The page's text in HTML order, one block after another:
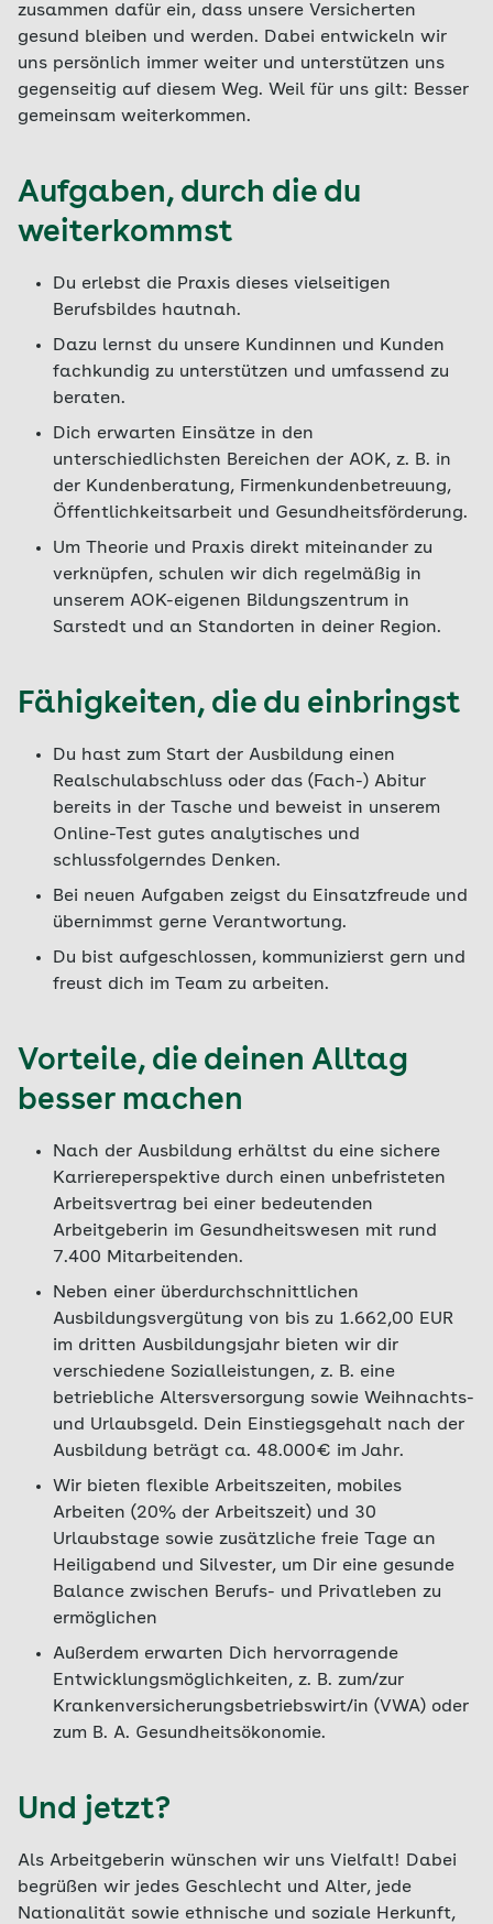
zusammen dafür ein, dass unsere Versicherten
gesund bleiben und werden. Dabei entwickeln wir
uns persönlich immer weiter und unterstützen uns
gegenseitig auf diesem Weg. Weil für uns gilt: Besser
gemeinsam weiterkommen.
Aufgaben, durch die du
weiterkommst
Du erlebst die Praxis dieses vielseitigen
Berufsbildes hautnah.
Dazu lernst du unsere Kundinnen und Kunden
fachkundig zu unterstützen und umfassend zu
beraten.
Dich erwarten Einsätze in den
unterschiedlichsten Bereichen der AOK, z. B. in
der Kundenberatung, Firmenkundenbetreuung,
Öffentlichkeitsarbeit und Gesundheitsförderung.
Um Theorie und Praxis direkt miteinander zu
verknüpfen, schulen wir dich regelmäßig in
unserem AOK-eigenen Bildungszentrum in
Sarstedt und an Standorten in deiner Region.
Fähigkeiten, die du einbringst
Du hast zum Start der Ausbildung einen
Realschulabschluss oder das (Fach-) Abitur
bereits in der Tasche und beweist in unserem
Online-Test gutes analytisches und
schlussfolgerndes Denken.
Bei neuen Aufgaben zeigst du Einsatzfreude und
übernimmst gerne Verantwortung.
Du bist aufgeschlossen, kommunizierst gern und
freust dich im Team zu arbeiten.
Vorteile, die deinen Alltag
besser machen
Nach der Ausbildung erhältst du eine sichere
Karriereperspektive durch einen unbefristeten
Arbeitsvertrag bei einer bedeutenden
Arbeitgeberin im Gesundheitswesen mit rund
7.400 Mitarbeitenden.
Neben einer überdurchschnittlichen
Ausbildungsvergütung von bis zu 1.662,00 EUR
im dritten Ausbildungsjahr bieten wir dir
verschiedene Sozialleistungen, z. B. eine
betriebliche Altersversorgung sowie Weihnachts-
und Urlaubsgeld. Dein Einstiegsgehalt nach der
Ausbildung beträgt ca. 48.000€ im Jahr.
Wir bieten flexible Arbeitszeiten, mobiles
Arbeiten (20% der Arbeitszeit) und 30
Urlaubstage sowie zusätzliche freie Tage an
Heiligabend und Silvester, um Dir eine gesunde
Balance zwischen Berufs- und Privatleben zu
ermöglichen
Außerdem erwarten Dich hervorragende
Entwicklungsmöglichkeiten, z. B. zum/zur
Krankenversicherungsbetriebswirt/in (VWA) oder
zum B. A. Gesundheitsökonomie.
Und jetzt?
Als Arbeitgeberin wünschen wir uns Vielfalt! Dabei
begrüßen wir jedes Geschlecht und Alter, jede
Nationalität sowie ethnische und soziale Herkunft,